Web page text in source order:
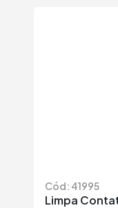
Cód: 41995
Limpa